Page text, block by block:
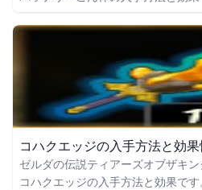
力についても掲載しています。
コハクエッジの入手方法と効
ゼルダの伝説ティアーズオブザキ
コハクエッジの入手方法と効果で